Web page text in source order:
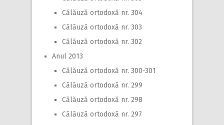
Călăuză ortodoxă nr. 304
Călăuză ortodoxă nr. 303
Călăuză ortodoxă nr. 302
Anul 2013
Călăuză ortodoxă nr. 300-301
Călăuză ortodoxă nr. 299
Călăuză ortodoxă nr. 298
Călăuză ortodoxă nr. 297